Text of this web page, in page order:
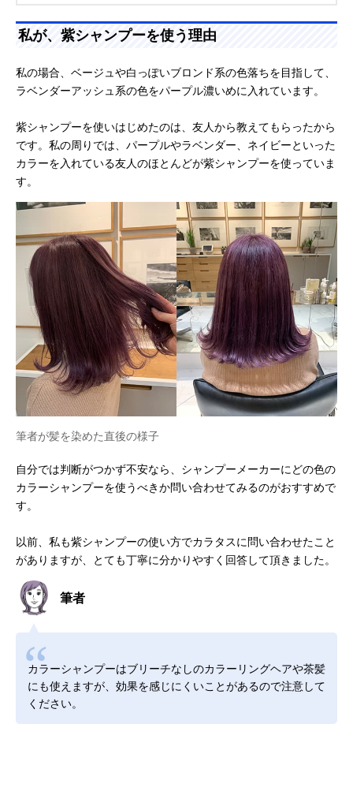
私が、紫シャンプーを使う理由
私の場合、ベージュや白っぽいブロンド系の色落ちを目指して、
ラベンダーアッシュ系の色をパープル濃いめに入れています。
紫シャンプーを使いはじめたのは、友人から教えてもらったから
です。私の周りでは、パープルやラベンダー、ネイビーといった
カラーを入れている友人のほとんどが紫シャンプーを使っていま
す。
筆者が髪を染めた直後の様子
自分では判断がつかず不安なら、シャンプーメーカーにどの色の
カラーシャンプーを使うべきか問い合わせてみるのがおすすめで
す。
以前、私も紫シャンプーの使い方でカラタスに問い合わせたこと
がありますが、とても丁寧に分かりやすく回答して頂きました。
筆者
カラーシャンプーはブリーチなしのカラーリングヘアや茶髪
にも使えますが、効果を感じにくいことがあるので注意して
ください。